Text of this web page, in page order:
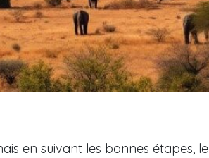
en suivant les bonnes étapes, le